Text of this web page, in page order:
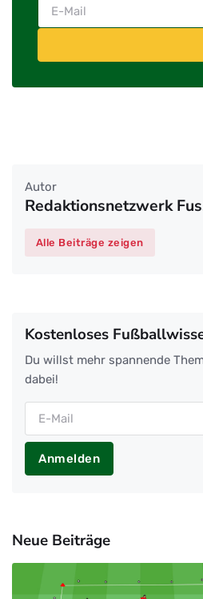
Autor
Redaktionsnetzwerk
Alle Beiträge zeigen
Kostenloses
Du willst mehr spannende
dabei!
Anmelden
Neue Beiträge